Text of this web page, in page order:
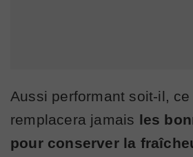
Aussi performant soit-il,
remplacera jamais les
pour conserver la